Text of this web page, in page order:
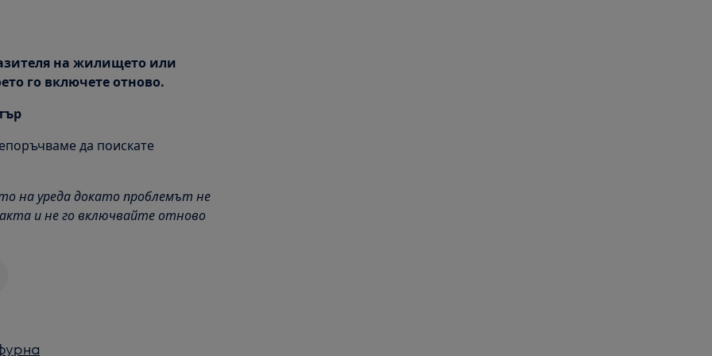
на жилището или
го включете отново.
да поискате
на уреда докато проблемът не
и не го включвайте отново